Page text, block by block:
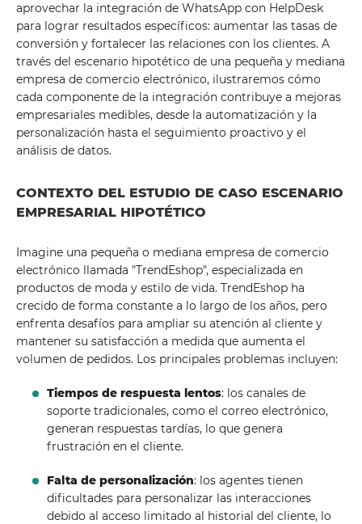
aprovechar la integración de WhatsApp con HelpDesk
para lograr resultados específicos: aumentar las tasas de
conversión y fortalecer las relaciones con los clientes. A
través del escenario hipotético de una pequeña y mediana
empresa de comercio electrónico, ilustraremos cómo
cada componente de la integración contribuye a mejoras
empresariales medibles, desde la automatización y la
personalización hasta el seguimiento proactivo y el
análisis de datos.
CONTEXTO DEL ESTUDIO DE CASO ESCENARIO
EMPRESARIAL HIPOTÉTICO
Imagine una pequeña o mediana empresa de comercio
electrónico llamada "TrendEshop", especializada en
productos de moda y estilo de vida. TrendEshop ha
crecido de forma constante a lo largo de los años, pero
enfrenta desafíos para ampliar su atención al cliente y
mantener su satisfacción a medida que aumenta el
volumen de pedidos. Los principales problemas incluyen:
Tiempos de respuesta lentos: los canales de
soporte tradicionales, como el correo electrónico,
generan respuestas tardías, lo que genera
frustración en el cliente.
Falta de personalización: los agentes tienen
dificultades para personalizar las interacciones
debido al acceso limitado al historial del cliente, lo